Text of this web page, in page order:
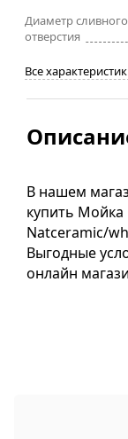
Диаметр сливного
отверстия
Все
В нашем
купить
Natceramic/
Выгодные
онлайн
Электрорубанки